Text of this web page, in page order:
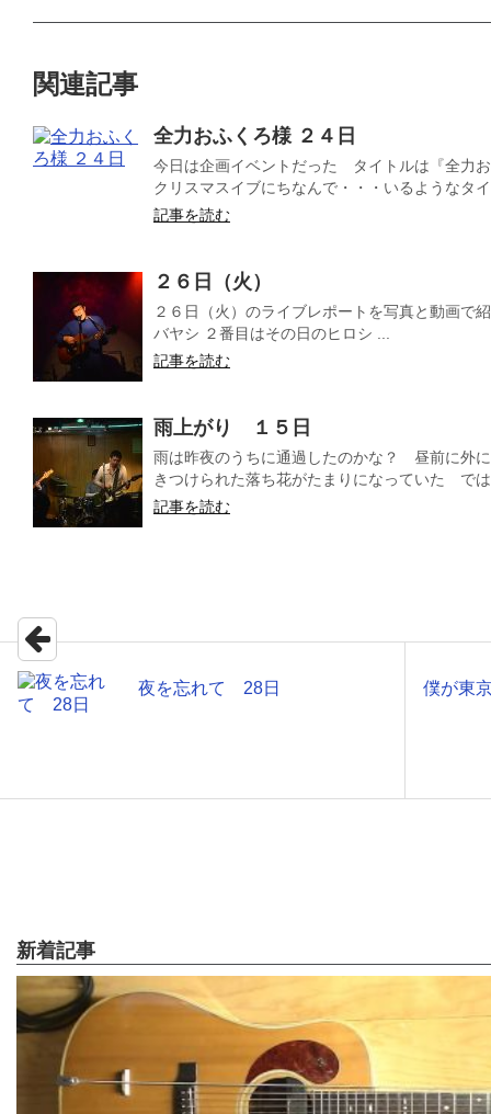
関連記事
全力おふくろ様 ２４日
今日は企画イベントだった タイトルは『全力
クリスマスイブにちなんで・・・いるようなタ
記事を読む
２６日（火）
２６日（火）のライブレポートを写真と動画で
バヤシ ２番目はその日のヒロシ ...
記事を読む
雨上がり １５日
雨は昨夜のうちに通過したのかな？ 昼前に外
きつけられた落ち花がたまりになっていた で
記事を読む
夜を忘れて 28日 僕が東
新着記事